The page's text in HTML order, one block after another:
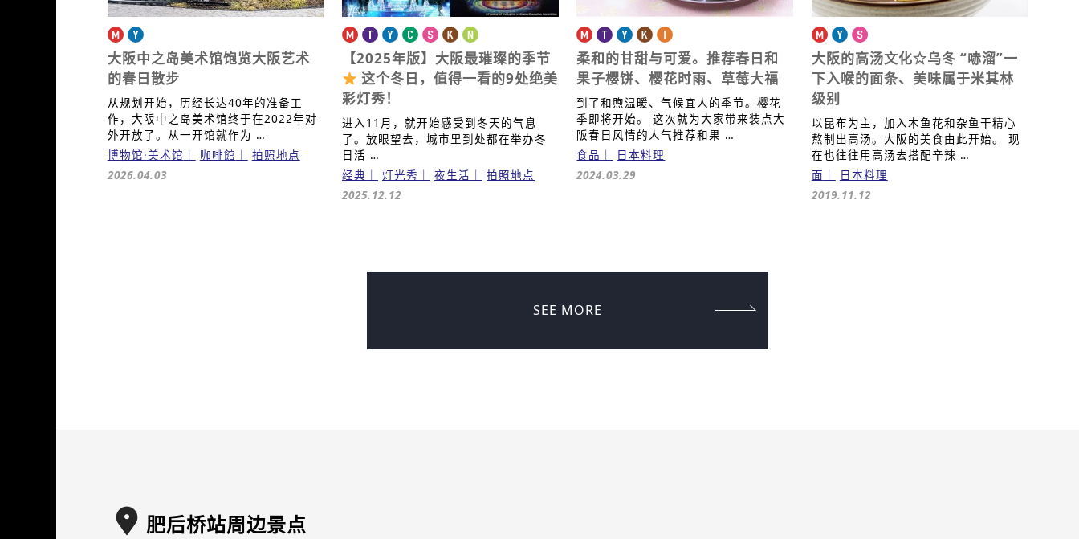
大阪中之岛美术馆饱览大阪艺术
的春日散步
从规划开始，历经长达40年的准备工
作，大阪中之岛美术馆终于在2022年对
外开放了。从一开馆就作为 …
博物馆·美术馆
咖啡館
拍照地点
2026.04.03
【2025年版】大阪最璀璨的季节
这个冬日，值得一看的9处绝美
彩灯秀！
进入11月，就开始感受到冬天的气息
了。放眼望去，城市里到处都在举办冬
日活 …
经典
灯光秀 夜生活
拍照地点
2025.12.12
柔和的甘甜与可爱。推荐春日和
果子樱饼、樱花时雨、草莓大福
到了和煦温暖、气候宜人的季节。樱花
季即将开始。 这次就为大家带来装点大
阪春日风情的人气推荐和果 …
食品
日本料理
2024.03.29
大阪的高汤文化☆乌冬 “哧溜”一
下入喉的面条、美味属于米其林
级别
以昆布为主，加入木鱼花和杂鱼干精心
熬制出高汤。大阪的美食由此开始。 现
在也往往用高汤去搭配辛辣 …
面
日本料理
2019.11.12
SEE MORE
肥后桥站周边景点